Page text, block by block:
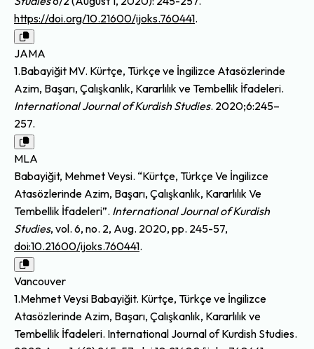
https://doi.org/10.21600/ijoks.760441.
JAMA
1.Babayiğit MV. Kürtçe, Türkçe ve İngilizce Atasözlerinde
Azim, Başarı, Çalışkanlık, Kararlılık ve Tembellik İfadeleri.
International Journal of Kurdish Studies. 2020;6:245–
257.
MLA
Babayiğit, Mehmet Veysi. “Kürtçe, Türkçe Ve İngilizce
Atasözlerinde Azim, Başarı, Çalışkanlık, Kararlılık Ve
Tembellik İfadeleri”. International Journal of Kurdish
Studies, vol. 6, no. 2, Aug. 2020, pp. 245-57,
doi:10.21600/ijoks.760441.
Vancouver
1.Mehmet Veysi Babayiğit. Kürtçe, Türkçe ve İngilizce
Atasözlerinde Azim, Başarı, Çalışkanlık, Kararlılık ve
Tembellik İfadeleri. International Journal of Kurdish Studies.